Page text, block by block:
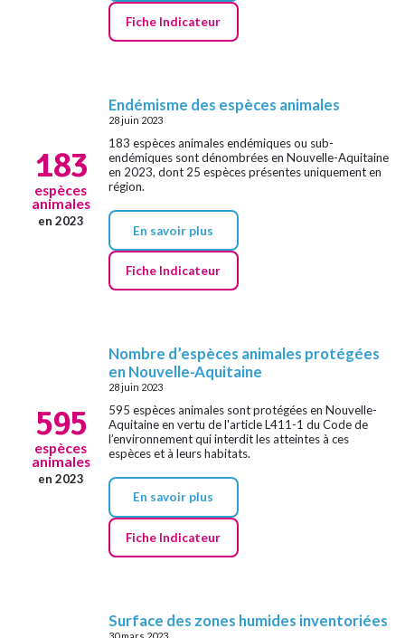
Fiche Indicateur
183
espèces
animales
en 2023
Endémisme des espèces animales
28 juin 2023
183 espèces animales endémiques ou sub-
endémiques sont dénombrées en Nouvelle-Aquitaine
en 2023, dont 25 espèces présentes uniquement en
région.
En savoir plus
Fiche Indicateur
595
espèces
animales
en 2023
Nombre d’espèces animales protégées
en Nouvelle-Aquitaine
28 juin 2023
595 espèces animales sont protégées en Nouvelle-
Aquitaine en vertu de l'article L411-1 du Code de
l’environnement qui interdit les atteintes à ces
espèces et à leurs habitats.
En savoir plus
Fiche Indicateur
Surface des zones humides inventoriées